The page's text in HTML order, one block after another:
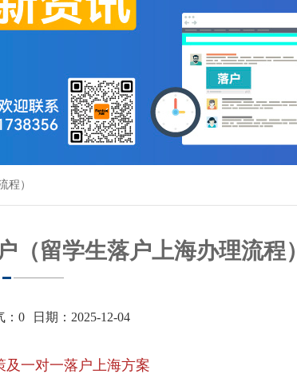
程）
（留学生落户上海办理流程）
0 日期：2025-12-04
及一对一落户上海方案